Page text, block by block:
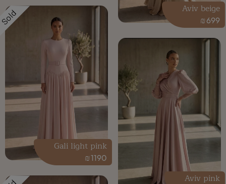
699
₪
Aviv beige
Aviv pink
Sold
1190
₪
Gali light pink